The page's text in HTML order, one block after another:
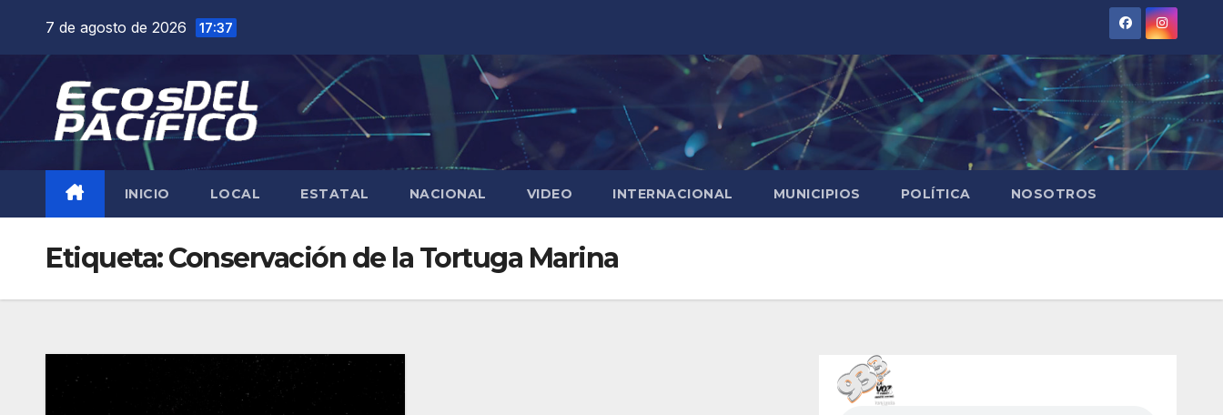
contenido
7 de agosto de 2026 17:37
INICIO LOCAL ESTATAL NACIONAL VIDEO INTERNACIONAL MUNICIPIOS POLÍTICA NOSOTROS
Etiqueta:Conservación de la Tortuga Marina